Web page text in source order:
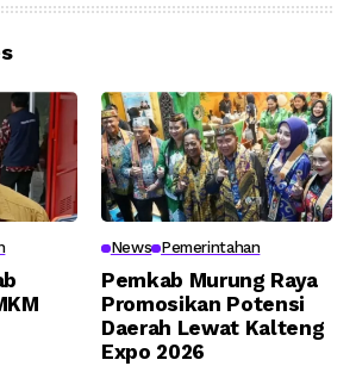
News Pemerintahan
Pemkab Murung Raya
Promosikan Potensi
Daerah Lewat Kalteng
Expo 2026